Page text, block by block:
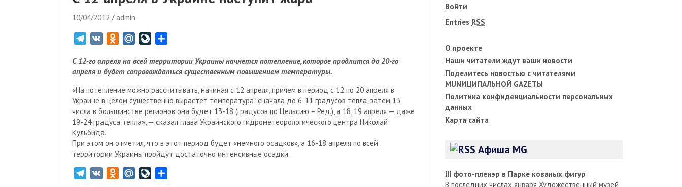
10/04/2012 admin
l
e
g
r
a
m
n
o
k
l
a
s
n
M
i
l
.
R
u
v
e
J
o
u
r
a
п
р
а
в
и
т
С 12-го апреля на всей территории Украины начнется потепление, которое продлится до 20-го
апреля и будет сопровождаться существенным повышением температуры.
«На потепление можно рассчитывать, начиная с 12 апреля, причем в период с 12 по 20 апреля в
Украине в целом существенно вырастет температура: сначала до 6-11 градусов тепла, затем 13
числа в большинстве регионов она будет 13-18 (градусов по Цельсию – Ред.), а 18, 19 апреля — даже
19-24 градуса тепла», — сказал глава Украинского гидрометеорологического центра Николай
Кульбида.
При этом он отметил, что в этот период будет «немного осадков», а 16-18 апреля по всей
территории Украины пройдут достаточно интенсивные осадки.
M
Войти
Entries RSS
О проекте
Наши читатели ждут ваши новости
Поделитесь новостью с читателями
MUNИЦИПАЛЬНОЙ GAZЕТЫ
Политика конфиденциальности персональных
данных
Карта сайта
Афиша MG
III фото-пленэр в Парке кованых фигур
В последних числах января Художественный музей